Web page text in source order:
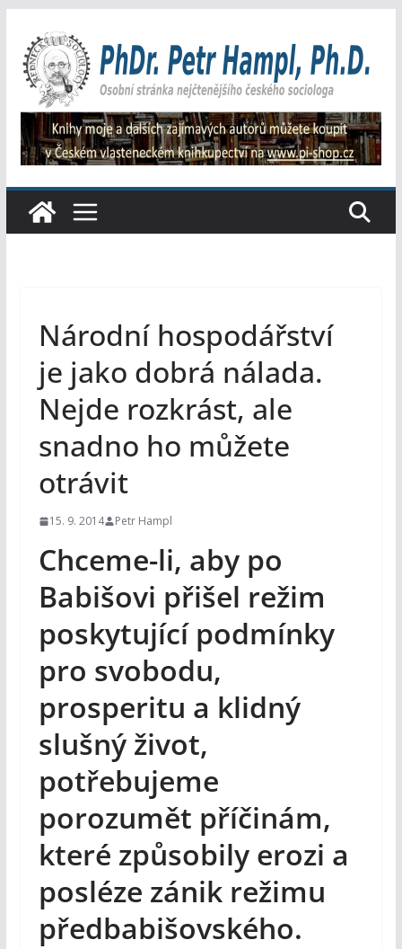
obsah
Národní hospodářství
je jako dobrá nálada.
Nejde rozkrást, ale
snadno ho můžete
otrávit
15. 9. 2014 Petr Hampl
Chceme-li, aby po
Babišovi přišel režim
poskytující podmínky
pro svobodu,
prosperitu a klidný
slušný život,
potřebujeme
porozumět příčinám,
které způsobily erozi a
posléze zánik režimu
předbabišovského.